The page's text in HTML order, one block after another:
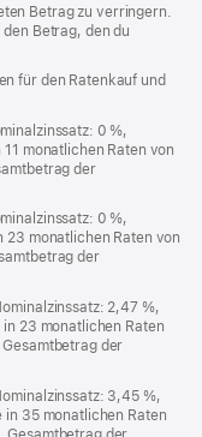
Betrag zu verringern.
Betrag, den du
für den Ratenkauf und
0 %,
monatlichen Raten von
der
0 %,
23 monatlichen Raten von
der
2,47 %,
23 monatlichen Raten
der
3,45 %,
35 monatlichen Raten